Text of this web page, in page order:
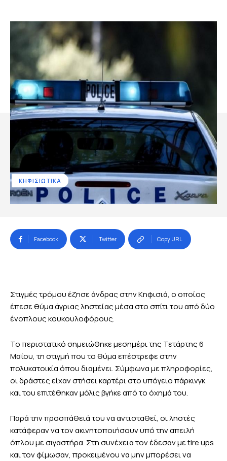
ΚΗΦΙΣΙΩΤΙΚΑ
Facebook Twitter Copy URL
Στιγμές τρόμου έζησε άνδρας στην Κηφισιά, ο οποίος
έπεσε θύμα άγριας ληστείας μέσα στο σπίτι του από δύο
ένοπλους κουκουλοφόρους.
Το περιστατικό σημειώθηκε μεσημέρι της Τετάρτης 6
Μαΐου, τη στιγμή που το θύμα επέστρεφε στην
πολυκατοικία όπου διαμένει. Σύμφωνα με πληροφορίες,
οι δράστες είχαν στήσει καρτέρι στο υπόγειο πάρκινγκ
και του επιτέθηκαν μόλις βγήκε από το όχημά του.
Παρά την προσπάθειά του να αντισταθεί, οι ληστές
κατάφεραν να τον ακινητοποιήσουν υπό την απειλή
όπλου με σιγαστήρα. Στη συνέχεια τον έδεσαν με tire ups
και τον φίμωσαν, προκειμένου να μην μπορέσει να